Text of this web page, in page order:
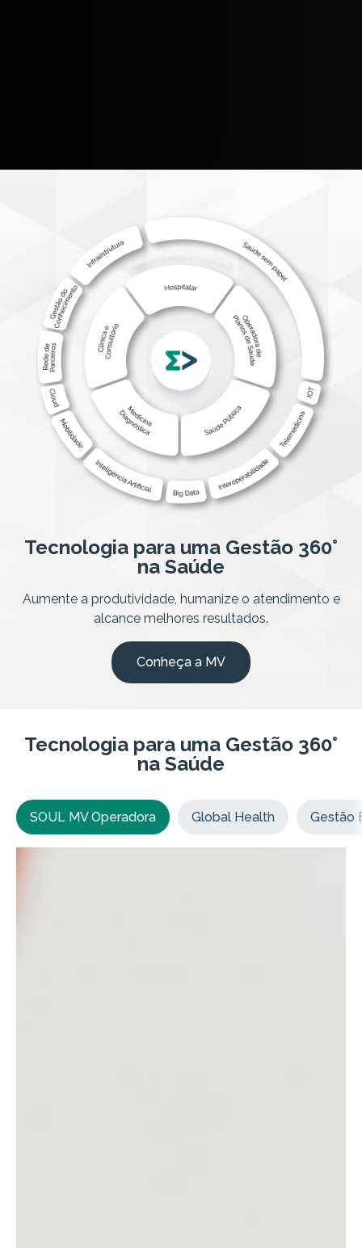
Tecnologia para uma Gestão 360°
na Saúde
Aumente a produtividade, humanize o atendimento e
alcance melhores resultados.
Conheça a MV
Tecnologia para uma Gestão 360°
na Saúde
SOUL MV Operadora Global Health Gestão